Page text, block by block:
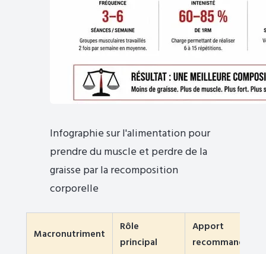
Infographie sur l'alimentation pour
prendre du muscle et perdre de la
graisse par la recomposition
corporelle
Macronutriment
Rôle
principal
Apport
recommandé